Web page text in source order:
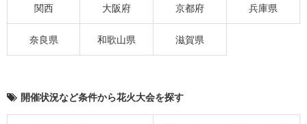
関西 大阪府 京都府 兵庫県
奈良県 和歌山県 滋賀県
開催状況など条件から花火大会を探す